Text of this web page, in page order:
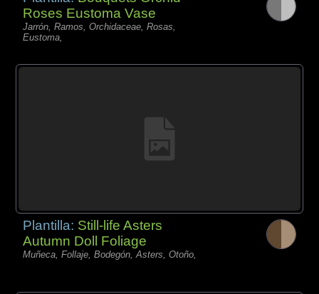
Roses Eustoma Vase
Jarrón, Ramos, Orchidaceae, Rosas,
Eustoma,
Plantilla: Still-life Asters
Autumn Doll Foliage
Muñeca, Follaje, Bodegón, Asters, Otoño,